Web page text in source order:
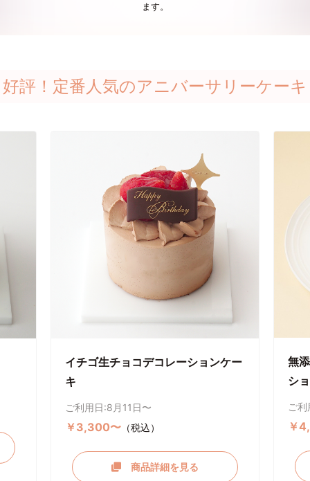
ます。
好評！定番人気のアニバーサリーケーキ
イチゴ生チョコデコレーションケー
キ
ご利用日:8月11日〜
￥3,300〜 （税込）
商品詳細を見る
無
シ
ご
￥